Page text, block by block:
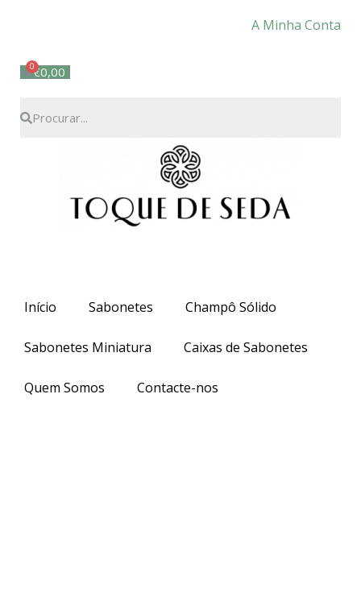
A Minha Conta
€0,00
Início Sabonetes Champô Sólido
Sabonetes Miniatura Caixas de Sabonetes
Quem Somos Contacte-nos
Portes grátis em compras superiores a 35€ para
Portugal Continental. Para as ilhas o valor deverá ser